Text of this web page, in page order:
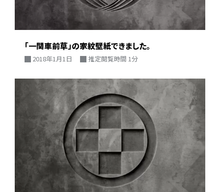
「一関車前草」の家紋壁紙できました。
2018年1月1日 推定閲覧時間 1分